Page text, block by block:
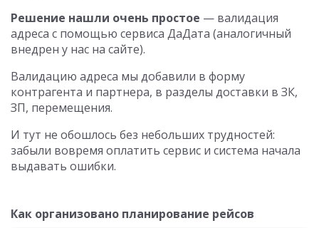
Решение нашли очень простое — валидация
адреса с помощью сервиса ДаДата (аналогичный
внедрен у нас на сайте).
Валидацию адреса мы добавили в форму
контрагента и партнера, в разделы доставки в ЗК,
ЗП, перемещения.
И тут не обошлось без небольших трудностей:
забыли вовремя оплатить сервис и система начала
выдавать ошибки.
Как организовано планирование рейсов